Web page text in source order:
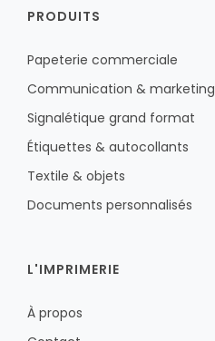
PRODUITS
Papeterie commerciale
Communication & marketing
Signalétique grand format
Étiquettes & autocollants
Textile & objets
Documents personnalisés
L'IMPRIMERIE
À propos